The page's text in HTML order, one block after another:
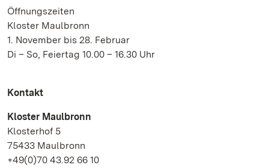
Öffnungszeiten
Kloster Maulbronn
1. November bis 28. Februar
Di – So, Feiertag 10.00 – 16.30 Uhr
Kontakt
Kloster Maulbronn
Klosterhof 5
75433 Maulbronn
+49(0)70 43.92 66 10